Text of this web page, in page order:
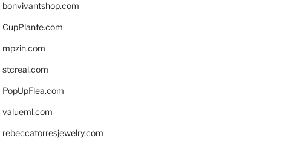
bonvivantshop.com
CupPlante.com
mpzin.com
stcreal.com
PopUpFlea.com
valueml.com
rebeccatorresjewelry.com